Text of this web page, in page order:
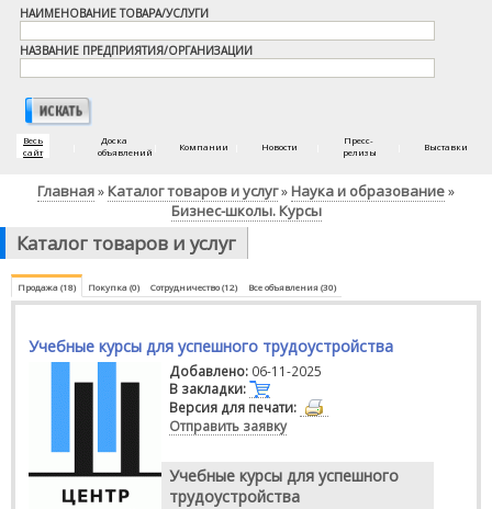
НАИМЕНОВАНИЕ ТОВАРА/УСЛУГИ
НАЗВАНИЕ ПРЕДПРИЯТИЯ/ОРГАНИЗАЦИИ
Весь
сайт
Доска
объявлений
Компании Новости
Пресс-
релизы
Выставки
Главная» Каталог товаров и услуг» Наука и образование»
Бизнес-школы. Курсы
Каталог товаров и услуг
Продажа (18) Покупка (0) Сотрудничество (12) Все объявления (30)
Учебные курсы для успешного трудоустройства
Добавлено: 06-11-2025
В закладки:
Версия для печати:
Отправить заявку
Учебные курсы для успешного
трудоустройства